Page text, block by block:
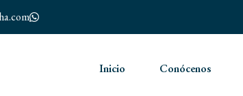
Inicio Conócenos